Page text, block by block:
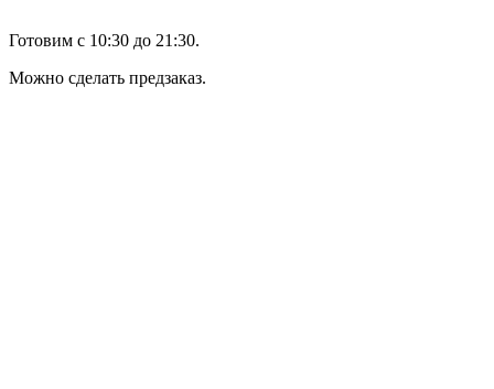
Готовим с 10:30 до 21:30.
Можно сделать предзаказ.